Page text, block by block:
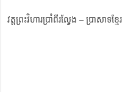
វត្តព្រះវិហារប្រាំពីរល្វែង – ប្រាសាទខ្មែរ